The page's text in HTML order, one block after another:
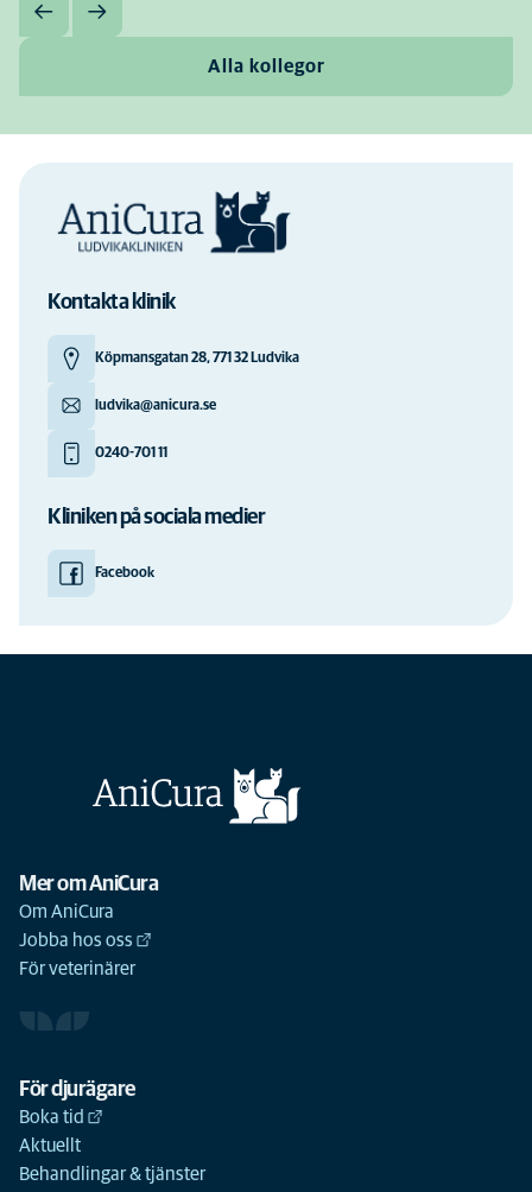
Alla kollegor
Kontakta klinik
Köpmansgatan 28, 771 32 Ludvika
ludvika@anicura.se
0240-701 11
Kliniken på sociala medier
Facebook
Mer om AniCura
Om AniCura
Jobba hos oss
För veterinärer
För djurägare
Boka tid
Aktuellt
Behandlingar & tjänster